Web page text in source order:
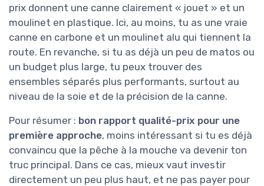
prix donnent une canne clairement « jouet » et un
moulinet en plastique. Ici, au moins, tu as une vraie
canne en carbone et un moulinet alu qui tiennent la
route. En revanche, si tu as déjà un peu de matos ou
un budget plus large, tu peux trouver des
ensembles séparés plus performants, surtout au
niveau de la soie et de la précision de la canne.
Pour résumer : bon rapport qualité-prix pour une
première approche, moins intéressant si tu es déjà
convaincu que la pêche à la mouche va devenir ton
truc principal. Dans ce cas, mieux vaut investir
directement un peu plus haut, et ne pas payer pour